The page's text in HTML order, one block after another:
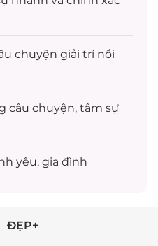
chuyện giải trínổi
câu chuyện, tâm sự
yêu, gia đình
ĐẸP+